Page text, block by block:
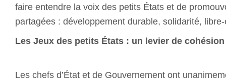
faire entendre la voix des petits États et de
partagées : développement durable, solidarité,
Les Jeux des petits États : un levier de
Les chefs d’État et de Gouvernement ont